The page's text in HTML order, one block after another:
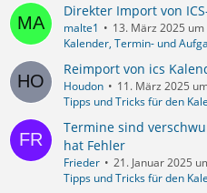
Direkter Import von
malte1
13. März 2025 um
Kalender, Termin- und
Reimport von ics
Houdon
11. März 2025
Tipps und Tricks für den
Termine sind
hat Fehler
Frieder
21. Januar 2025
Tipps und Tricks für den